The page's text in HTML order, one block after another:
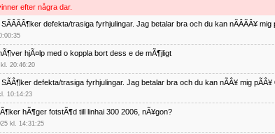
efter några dar.
SÃÂÃÂ¶ker defekta/trasiga fyrhjulingar. Jag betalar bra och du kan nÃÂÃÂ¥
hjÃ¤lp med o koppla bort dess e de mÃ¶jligt
20:46:20
SÃÂ¶ker defekta/trasiga fyrhjulingar. Jag betalar bra och du kan nÃÂ¥ mig
10:14:23
hÃ¶ger fotstÃ¶d till linhai 300 2006, nÃ¥gon?
kl. 14:31:25